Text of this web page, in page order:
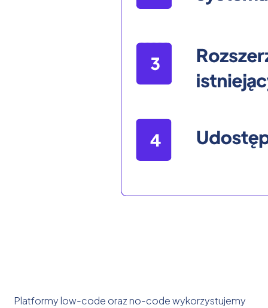
Platformy low-code oraz no-code wykorzystujemy